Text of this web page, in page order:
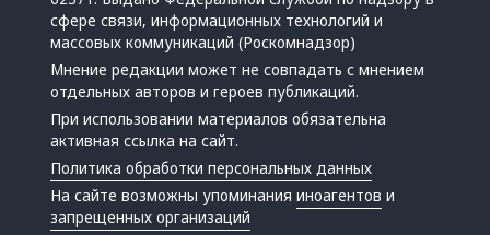
сфере связи, информационных технологий и
массовых коммуникаций (Роскомнадзор)
Мнение редакции может не совпадать с мнением
отдельных авторов и героев публикаций.
При использовании материалов обязательна
активная ссылка на сайт.
Политика обработки персональных данных
На сайте возможны упоминанияиноагентов и
запрещенных организаций